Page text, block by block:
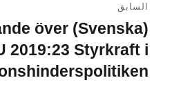
المقالات
السابق
المقالة
السابقة:
över
2019:23 Styrkraft i